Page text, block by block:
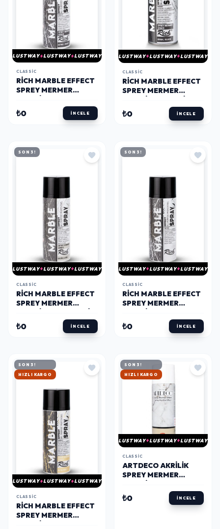
LUSTWAY LUSTWAY LUSTWAY
CLASSIC
RICH MARBLE EFFECT
SPREY MERMER
₺0 İNCELE
LUSTWAY LUSTWAY LUSTWAY
CLASSIC
RICH MARBLE EFFECT
SPREY MERMER
₺0 İNCELE
SON 3!
LUSTWAY LUSTWAY LUSTWAY
CLASSIC
RICH MARBLE EFFECT
SPREY MERMER
₺0 İNCELE
SON 3!
LUSTWAY LUSTWAY LUSTWAY
CLASSIC
RICH MARBLE EFFECT
SPREY MERMER
GÜMÜŞ
₺0 İNCELE
SON 3!
HIZLI KARGO
LUSTWAY LUSTWAY LUSTWAY
CLASSIC
RICH MARBLE EFFECT
SPREY MERMER
SON 3!
HIZLI KARGO
LUSTWAY LUSTWAY LUSTWAY
CLASSIC
ARTDECO AKRILIK
SPREY MERMER
060
₺0 İNCELE